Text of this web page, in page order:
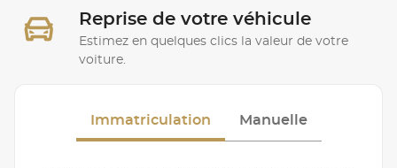
Reprise de votre véhicule
Estimez en quelques clics la valeur de votre
voiture.
Immatriculation Manuelle